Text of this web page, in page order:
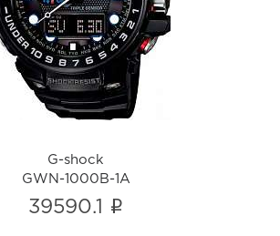
G-shock
GWN-1000B-1A
i
G-shock
GWN-1000B-1A
39590.1 i